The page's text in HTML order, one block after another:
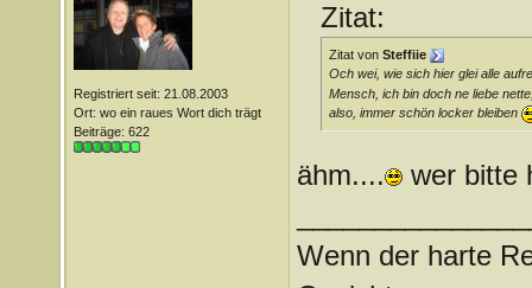
Registriert seit: 21.08.2003
Ort: wo ein raues Wort dich trägt
Beiträge: 622
Zitat:
Zitat von Steffiie
Och wei, wie sich hier glei alle
Mensch, ich bin doch ne liebe
also, immer schön locker bleiben
ähm....
wer bitte
Wenn der harte